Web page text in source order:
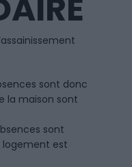
sont donc
la maison sont
sont
logement est